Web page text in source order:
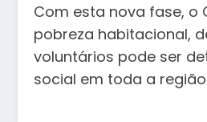
Com esta nova fase,
pobreza habitacional,
voluntários pode ser
social em toda a